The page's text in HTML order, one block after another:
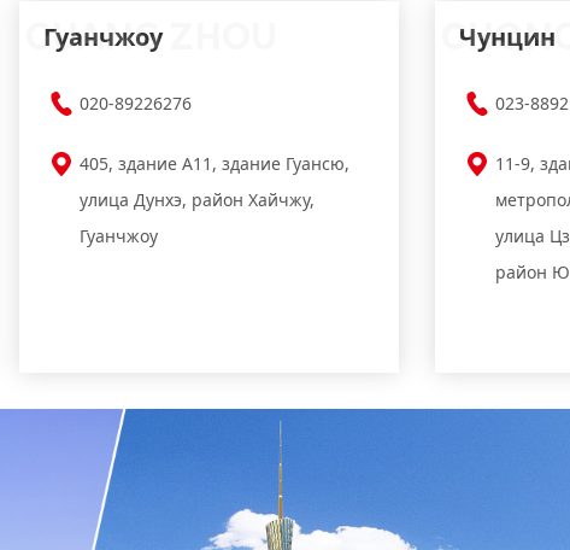
Гуанчжоу
GUANG ZHOU
020-89226276
405, здание A11, здание Гуансю,
улица Дунхэ, район Хайчжу,
Гуанчжоу
Чунцин
023-
11-9,
улица
район